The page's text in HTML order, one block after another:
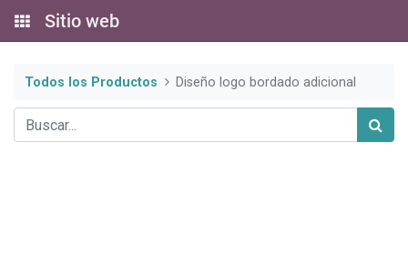
Sitio web
Todos los Productos Diseño logo bordado adicional